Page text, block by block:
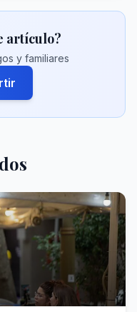
artículo?
y familiares